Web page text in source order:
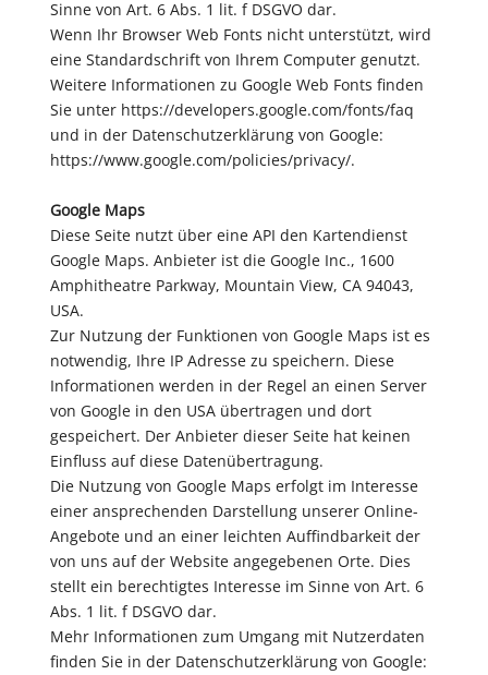
Sinne von Art. 6 Abs. 1 lit. f DSGVO dar.
Wenn Ihr Browser Web Fonts nicht unterstützt, wird
eine Standardschrift von Ihrem Computer genutzt.
Weitere Informationen zu Google Web Fonts finden
Sie unter https://developers.google.com/fonts/faq
und in der Datenschutzerklärung von Google:
https://www.google.com/policies/privacy/.
Google Maps
Diese Seite nutzt über eine API den Kartendienst
Google Maps. Anbieter ist die Google Inc., 1600
Amphitheatre Parkway, Mountain View, CA 94043,
USA.
Zur Nutzung der Funktionen von Google Maps ist es
notwendig, Ihre IP Adresse zu speichern. Diese
Informationen werden in der Regel an einen Server
von Google in den USA übertragen und dort
gespeichert. Der Anbieter dieser Seite hat keinen
Einfluss auf diese Datenübertragung.
Die Nutzung von Google Maps erfolgt im Interesse
einer ansprechenden Darstellung unserer Online-
Angebote und an einer leichten Auffindbarkeit der
von uns auf der Website angegebenen Orte. Dies
stellt ein berechtigtes Interesse im Sinne von Art. 6
Abs. 1 lit. f DSGVO dar.
Mehr Informationen zum Umgang mit Nutzerdaten
finden Sie in der Datenschutzerklärung von Google: